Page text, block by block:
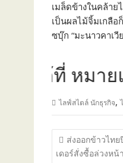
เมล็ดข้างในคล้าย
เป็นผลไม้จิ้มเกลื
ซบุ๊ก “มะนาวคาเ
หมายเลข
ไลฟ์สไตล์ นักธุรกิจ,
แนะแนว
เรื่อง
ส่งออกข้าวไท
เดอร์สั่งซื้อล่วงหน้